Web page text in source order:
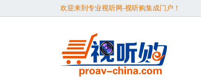
欢迎来到专业视听网-视听购集成门户！